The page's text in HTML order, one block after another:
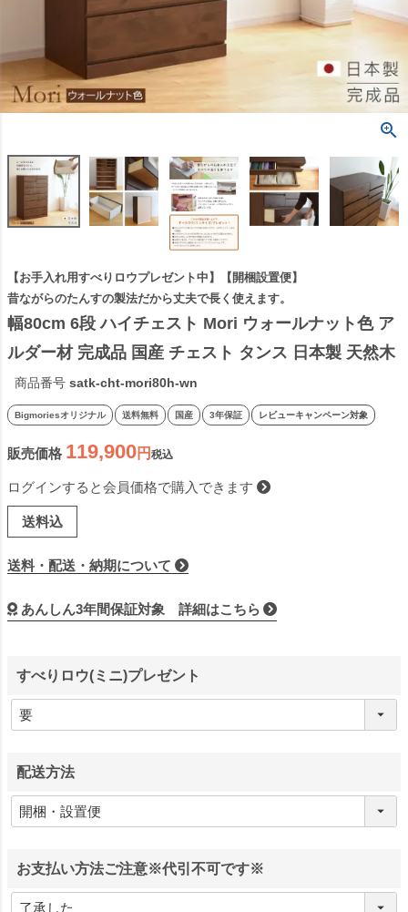
【お手入れ用すべりロウプレゼント中】【開梱設置便】
昔ながらのたんすの製法だから丈夫で長く使えます。
幅80cm 6段 ハイチェスト Mori ウォールナット色 ア
ルダー材 完成品 国産 チェスト タンス 日本製 天然木
たんす フォースター シンプル ナチュラル 丈夫 木製
ダークブラウン色 ビッグモリーズ
商品番号 satk-cht-mori80h-wn
Bigmoriesオリジナル 送料無料 国産 3年保証 レビューキャンペーン対象
販売価格 119,900 税込
ログインすると会員価格で購入できます
送料込
送料・配送・納期について
あんしん3年間保証対象 詳細はこちら
すべりロウ(ミニ)プレゼント
配送方法
お支払い方法ご注意※代引不可です※